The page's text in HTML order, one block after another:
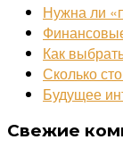
Нужна ли
Как
Сколько
Будущее
Свежие